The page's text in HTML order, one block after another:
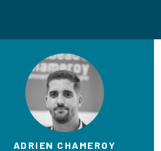
ADRIEN CHAMEROY